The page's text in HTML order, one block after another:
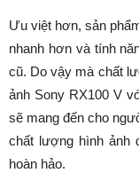
Ưu việt hơn, sản
nhanh hơn và tính
cũ. Do vậy mà chất
ảnh Sony RX100 V
sẽ mang đến cho
chất lượng hình ảnh
hoàn hảo.